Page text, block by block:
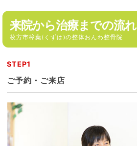
来院から治療までの流れ
枚方市樟葉(くずは)の整体おんわ整骨院
STEP1
ご予約・ご来店